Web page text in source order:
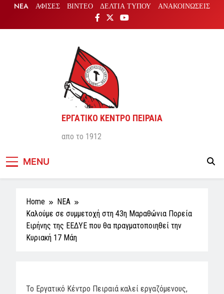
content
NEA ΑΦΙΣΕΣ ΒΙΝΤΕΟ ΔΕΛΤΙΑ ΤΥΠΟΥ ΑΝΑΚΟΙΝΩΣΕΙΣ
ΕΡΓΑΤΙΚΟ ΚΕΝΤΡΟ ΠΕΙΡΑΙΑ
απο το 1912
MENU
Home
NEA
Καλούμε σε συμμετοχή στη 43η Μαραθώνια Πορεία
Ειρήνης της ΕΕΔΥΕ που θα πραγματοποιηθεί την
Κυριακή 17 Μάη
Το Εργατικό Κέντρο Πειραιά καλεί εργαζόμενους,